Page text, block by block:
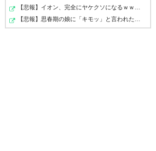
J3配信継続が決定
— みつお (320Giraffe) 2026, 3
月 17
DAZNのUIは改善して欲しい。
【悲報】イオン、完全にヤケクソになるｗｗｗｗ
【悲報】思春期の娘に「キモッ」と言われたお父さん、グ…